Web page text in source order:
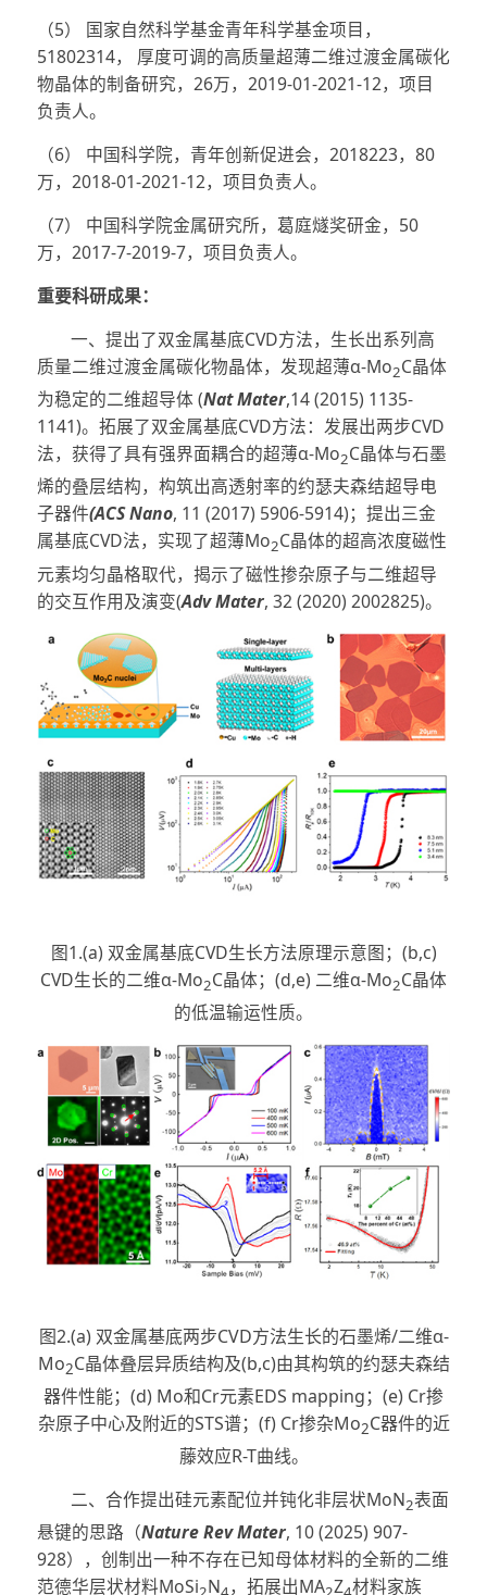
（5） 国家自然科学基金青年科学基金项目，
51802314， 厚度可调的高质量超薄二维过渡金属碳化
物晶体的制备研究，26万，2019-01-2021-12，项目
负责人。
（6） 中国科学院，青年创新促进会，2018223，80
万，2018-01-2021-12，项目负责人。
（7） 中国科学院金属研究所，葛庭燧奖研金，50
万，2017-7-2019-7，项目负责人。
重要科研成果：
一、提出了双金属基底CVD方法，生长出系列高
质量二维过渡金属碳化物晶体，发现超薄α-Mo2C晶体
为稳定的二维超导体 (Nat Mater,14 (2015) 1135-
1141)。拓展了双金属基底CVD方法：发展出两步CVD
法，获得了具有强界面耦合的超薄α-Mo2C晶体与石墨
烯的叠层结构，构筑出高透射率的约瑟夫森结超导电
子器件(ACS Nano, 11 (2017) 5906-5914)；提出三金
属基底CVD法，实现了超薄Mo2C晶体的超高浓度磁性
元素均匀晶格取代，揭示了磁性掺杂原子与二维超导
的交互作用及演变(Adv Mater, 32 (2020) 2002825)。
图1.(a) 双金属基底CVD生长方法原理示意图；(b,c)
CVD生长的二维α-Mo2C晶体；(d,e) 二维α-Mo2C晶体
的低温输运性质。
图2.(a) 双金属基底两步CVD方法生长的石墨烯/二维α-
Mo2C晶体叠层异质结构及(b,c)由其构筑的约瑟夫森结
器件性能；(d) Mo和Cr元素EDS mapping；(e) Cr掺
杂原子中心及附近的STS谱；(f) Cr掺杂Mo2C器件的近
藤效应R-T曲线。
二、合作提出硅元素配位并钝化非层状MoN2表面
悬键的思路（Nature Rev Mater, 10 (2025) 907-
928），创制出一种不存在已知母体材料的全新的二维
范德华层状材料MoSi N ，拓展出MA Z 材料家族